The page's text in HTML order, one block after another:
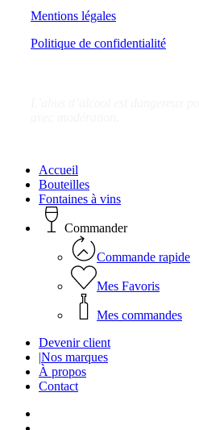
Mentions légales
Politique de confidentialité
Close
Menu
Accueil
Bouteilles
Fontaines à vins
Commander
Commande rapide
Mes Favoris
Mes commandes
Devenir client
|Nos marques
À propos
Contact